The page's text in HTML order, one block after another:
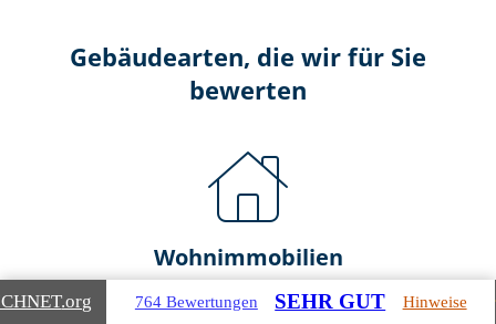
Gebäudearten, die wir für Sie
bewerten
Wohnimmobilien
Ein- und Zwei­fa­mi­li­en­häu­ser
.org 764 Bewertungen SEHR GUT Hinweise